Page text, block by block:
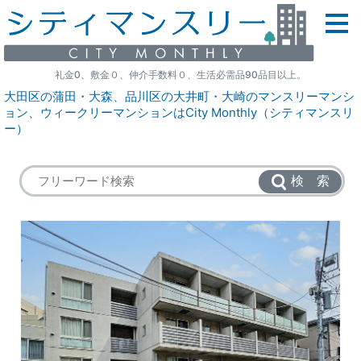
礼金0、敷金０、仲介手数料０、生活必需品90品目以上。
大田区の蒲田・大森、品川区の大井町・大崎のマンスリーマンシ
ョン、ウィークリーマンションはCity Monthly（シティマンスリ
ー）
検 索